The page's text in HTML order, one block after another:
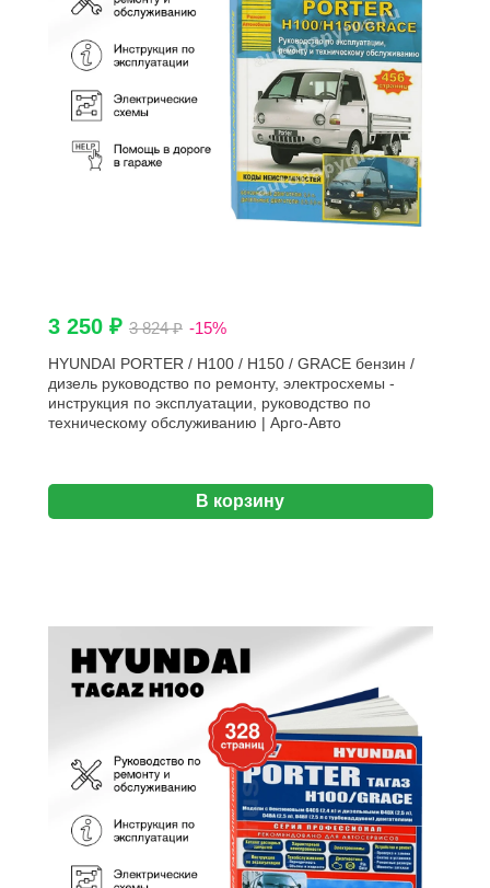
3 250 ₽ 3 824 ₽ -15%
HYUNDAI PORTER / H100 / H150 / GRACE бензин /
дизель руководство по ремонту, электросхемы -
инструкция по эксплуатации, руководство по
техническому обслуживанию | Арго-Авто
В корзину